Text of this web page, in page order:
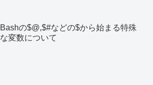
Bashの$@,$#などの$から始まる特殊
な変数について